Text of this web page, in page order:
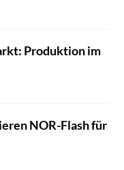
Produktion im
NOR-Flash für